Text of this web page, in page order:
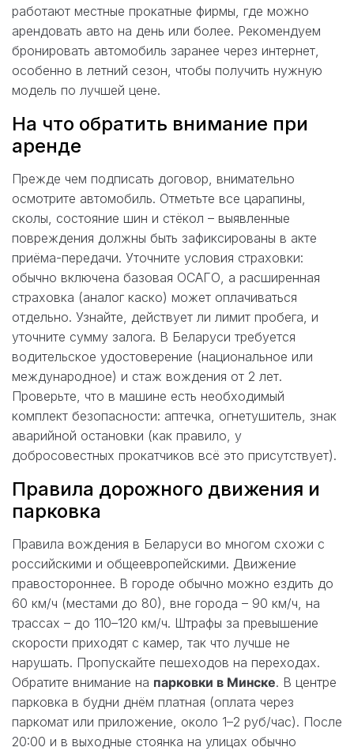
работают местные прокатные фирмы, где можно
арендовать авто на день или более. Рекомендуем
бронировать автомобиль заранее через интернет,
особенно в летний сезон, чтобы получить нужную
модель по лучшей цене.
На что обратить внимание при
аренде
Прежде чем подписать договор, внимательно
осмотрите автомобиль. Отметьте все царапины,
сколы, состояние шин и стёкол – выявленные
повреждения должны быть зафиксированы в акте
приёма-передачи. Уточните условия страховки:
обычно включена базовая ОСАГО, а расширенная
страховка (аналог каско) может оплачиваться
отдельно. Узнайте, действует ли лимит пробега, и
уточните сумму залога. В Беларуси требуется
водительское удостоверение (национальное или
международное) и стаж вождения от 2 лет.
Проверьте, что в машине есть необходимый
комплект безопасности: аптечка, огнетушитель, знак
аварийной остановки (как правило, у
добросовестных прокатчиков всё это присутствует).
Правила дорожного движения и
парковка
Правила вождения в Беларуси во многом схожи с
российскими и общеевропейскими. Движение
правостороннее. В городе обычно можно ездить до
60 км/ч (местами до 80), вне города – 90 км/ч, на
трассах – до 110–120 км/ч. Штрафы за превышение
скорости приходят с камер, так что лучше не
нарушать. Пропускайте пешеходов на переходах.
Обратите внимание на парковки в Минске. В центре
парковка в будни днём платная (оплата через
паркомат или приложение, около 1–2 руб/час). После
20:00 и в выходные стоянка на улицах обычно